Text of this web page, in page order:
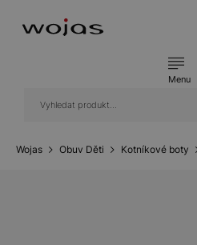
Menu
Wojas Obuv Děti Kotníkové boty